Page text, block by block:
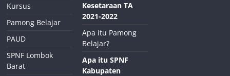
Kursus
Pamong Belajar
PAUD
SPNF Lombok
Barat
Kesetaraan TA
2021-2022
Apa itu Pamong
Belajar?
Apa itu SPNF
Kabupaten